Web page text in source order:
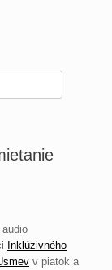
Inklúzivného
v piatok a